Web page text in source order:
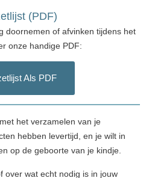
(PDF)
doornemen of afvinken tijdens het
onze handige PDF:
Als PDF
het verzamelen van je
hebben levertijd, en je wilt in
op de geboorte van je kindje.
over wat echt nodig is in jouw